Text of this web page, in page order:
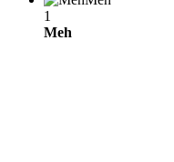
1
Meh